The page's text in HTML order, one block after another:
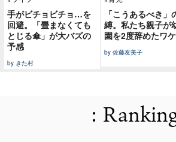
手がビチョビチョ…を
回避。「畳まなくても
とじる傘」が大バズの
予感
by きた村
「こうあるべき」
縛。私たち親子が
園を2度辞めたワケ
by 佐藤友美子
: